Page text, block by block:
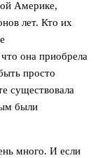
Америке,
лет. Кто их
она приобрела
просто
существовала
были
много. И если